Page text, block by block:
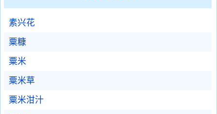
素兴花
粟糠
粟米
粟米草
粟米泔汁